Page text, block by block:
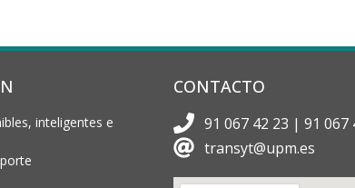
inteligentes e
CONTACTO
91 067 42 23 | 91 067
transyt@upm.es